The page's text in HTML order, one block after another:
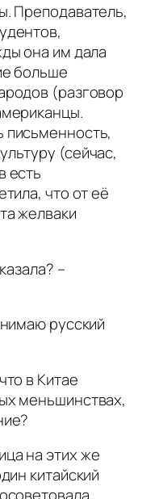
Преподаватель,
она им дала
больше
(разговор
письменность,
(сейчас,
есть
что от её
желваки
–
русский
в Китае
меньшинствах,
на этих же
китайский